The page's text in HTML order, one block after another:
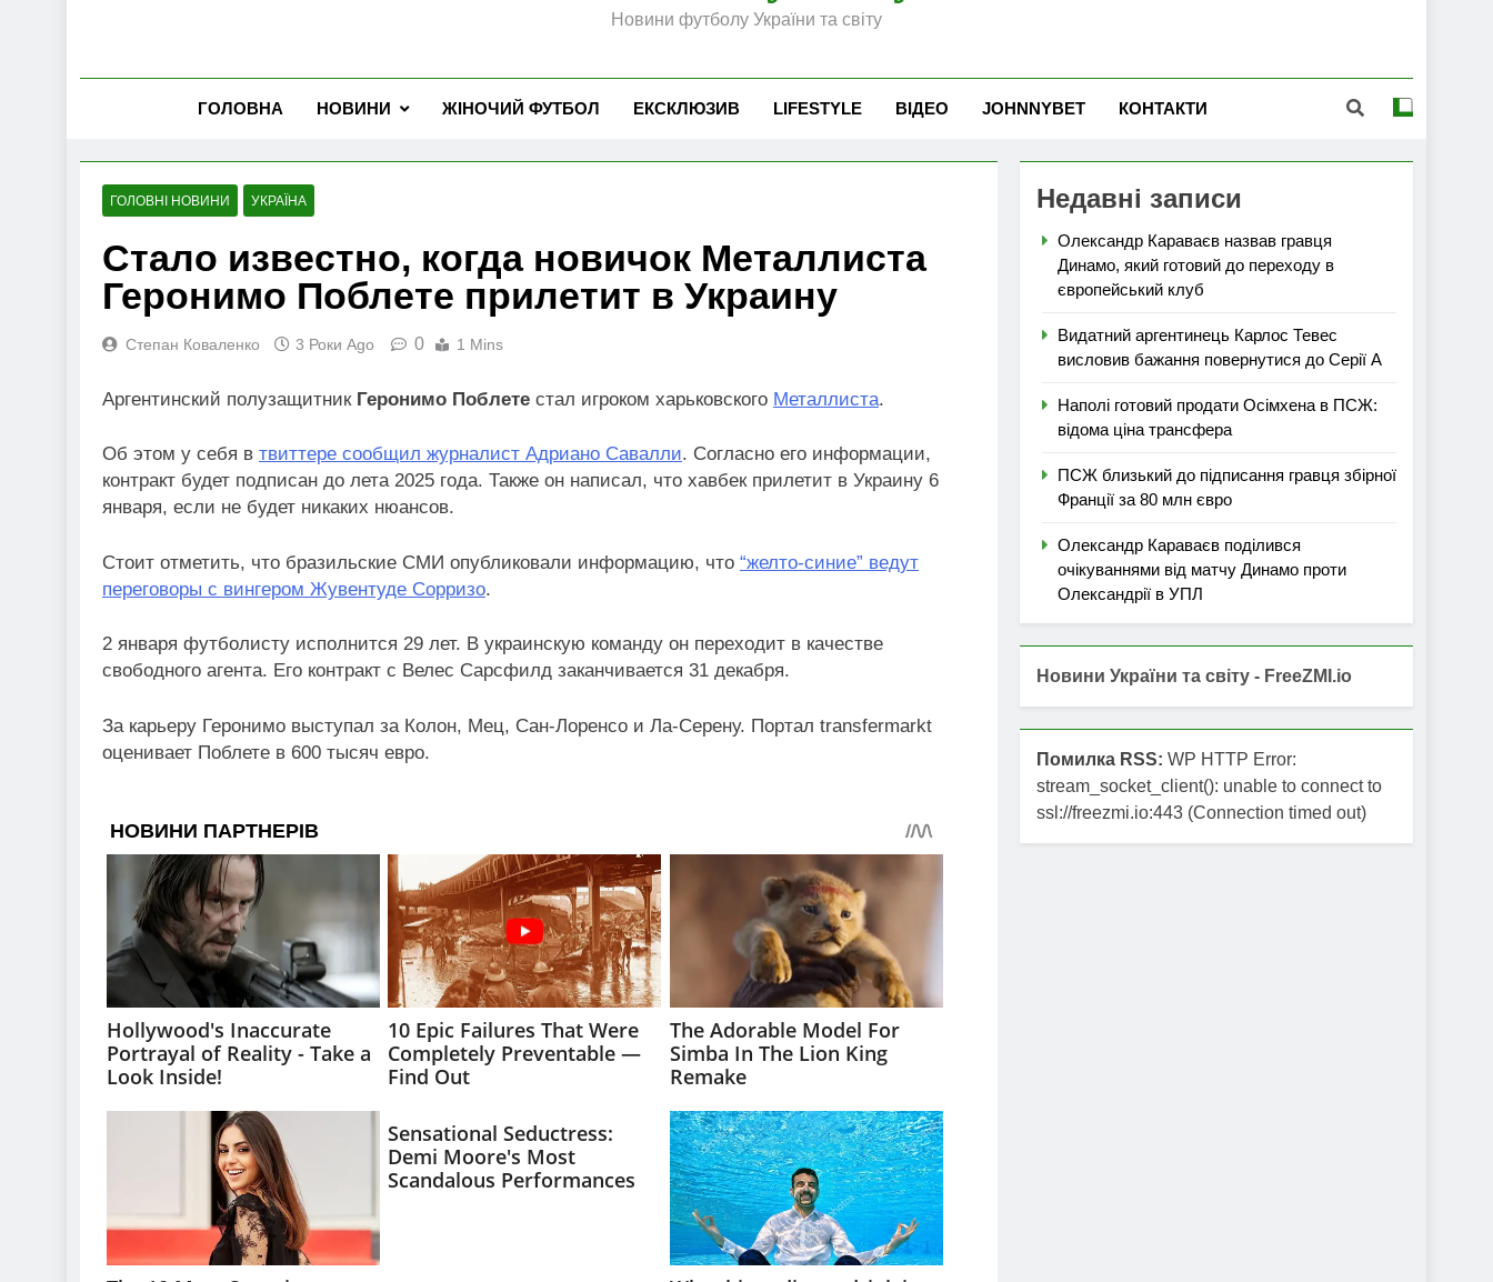
Новини футболу України та світу
ГОЛОВНА НОВИНИ ЖІНОЧИЙ ФУТБОЛ ЕКСКЛЮЗИВ LIFESTYLE ВІДЕО JOHNNYBET КОНТАКТИ
ГОЛОВНІ НОВИНИ УКРАЇНА
Стало известно, когда новичок Металлиста
Геронимо Поблете прилетит в Украину
Степан Коваленко 3 Роки Ago 0 1 Mins
Аргентинский полузащитник Геронимо Поблете стал игроком харьковского Металлиста.
Об этом у себя в твиттере сообщил журналист Адриано Савалли. Согласно его информации,
контракт будет подписан до лета 2025 года. Также он написал, что хавбек прилетит в Украину 6
января, если не будет никаких нюансов.
Стоит отметить, что бразильские СМИ опубликовали информацию, что “желто-синие” ведут
переговоры с вингером Жувентуде Сорризо.
2 января футболисту исполнится 29 лет. В украинскую команду он переходит в качестве
свободного агента. Его контракт с Велес Сарсфилд заканчивается 31 декабря.
За карьеру Геронимо выступал за Колон, Мец, Сан-Лоренсо и Ла-Серену. Портал transfermarkt
оценивает Поблете в 600 тысяч евро.
Недавні записи
Олександр Караваєв назвав гравця
Динамо, який готовий до переходу в
європейський клуб
Видатний аргентинець Карлос Тевес
висловив бажання повернутися до Серії А
Наполі готовий продати Осімхена в ПСЖ:
відома ціна трансфера
ПСЖ близький до підписання гравця збірної
Франції за 80 млн євро
Олександр Караваєв поділився
очікуваннями від матчу Динамо проти
Олександрії в УПЛ
Новини України та світу - FreeZMI.io
Помилка RSS: WP HTTP Error:
stream_socket_client(): unable to connect to
ssl://freezmi.io:443 (Connection timed out)